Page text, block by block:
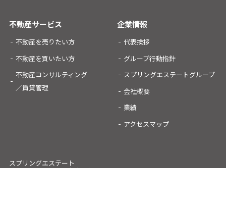
不動産サービス
不動産を売りたい方
不動産を買いたい方
不動産コンサルティング
／賃貸管理
企業情報
代表挨拶
グループ行動指針
スプリングエステートグループ
会社概要
業績
アクセスマップ
スプリングエステート
オフィシャルSNSアカウント：